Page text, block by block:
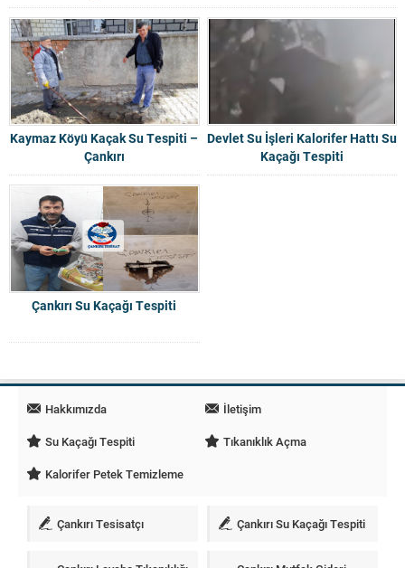
Kaymaz Köyü Kaçak Su Tespiti –
Çankırı
Devlet Su İşleri Kalorifer Hattı Su
Kaçağı Tespiti
Çankırı Su Kaçağı Tespiti
Hakkımızda
İletişim
Su Kaçağı Tespiti
Tıkanıklık Açma
Kalorifer Petek Temizleme
Çankırı Tesisatçı Çankırı Su Kaçağı Tespiti